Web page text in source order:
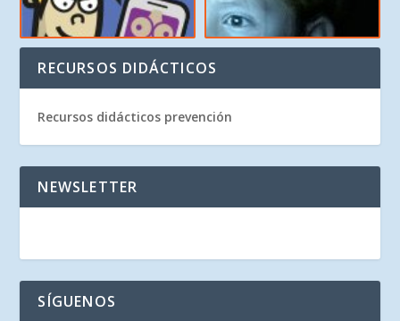
RECURSOS DIDÁCTICOS
Recursos didácticos prevención
NEWSLETTER
SÍGUENOS